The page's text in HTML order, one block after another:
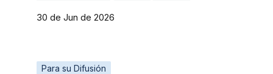
30 de Jun de 2026
Para su Difusión